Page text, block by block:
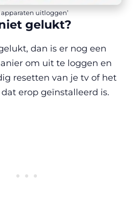
apparaten uitloggen’
gelukt?
dan is er nog een
om uit te loggen en
resetten van je tv of het
erop geïnstalleerd is.